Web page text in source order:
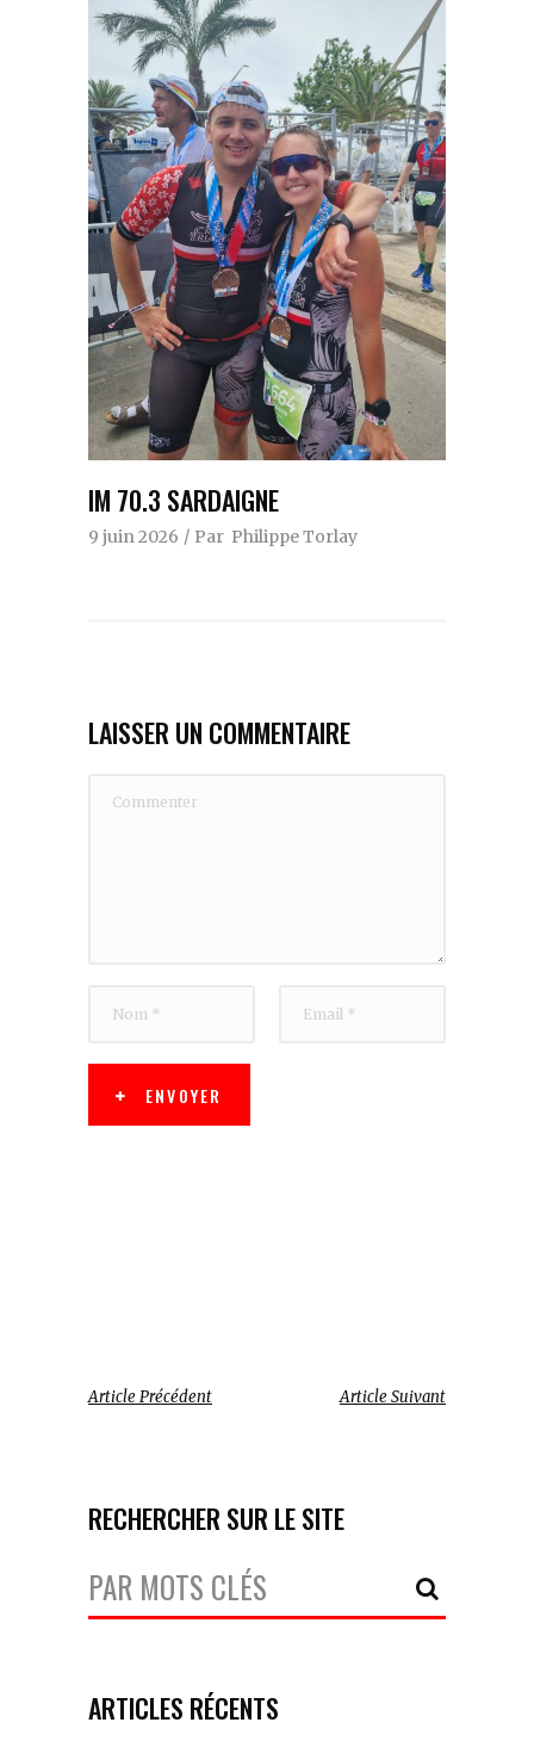
IM 70.3 SARDAIGNE
9 juin 2026 Par Philippe Torlay
LAISSER UN COMMENTAIRE
ENVOYER
Article Précédent Article Suivant
RECHERCHER SUR LE SITE
Votre
Recherche:
ARTICLES RÉCENTS